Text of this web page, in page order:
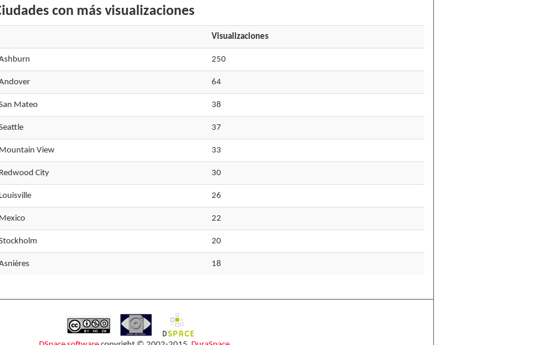
con más visualizaciones
Visualizaciones
250
64
Mateo 38
37
View 33
City 30
26
22
20
18